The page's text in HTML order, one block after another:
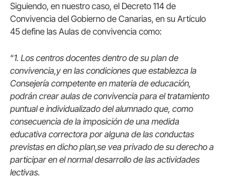
Siguiendo, en nuestro caso, el Decreto 114 de
Convivencia del Gobierno de Canarias, en su Artículo
45 define las Aulas de convivencia como:
“1. Los centros docentes dentro de su plan de
convivencia,y en las condiciones que establezca la
Consejería competente en materia de educación,
podrán crear aulas de convivencia para el tratamiento
puntual e individualizado del alumnado que, como
consecuencia de la imposición de una medida
educativa correctora por alguna de las conductas
previstas en dicho plan,se vea privado de su derecho a
participar en el normal desarrollo de las actividades
lectivas.